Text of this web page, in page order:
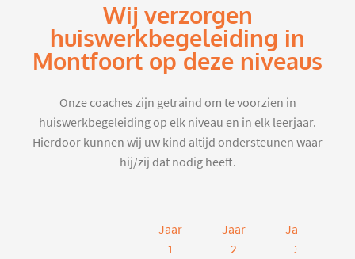
Wij verzorgen
huiswerkbegeleiding in
Montfoort op deze niveaus
Onze coaches zijn getraind om te voorzien in
huiswerkbegeleiding op elk niveau en in elk leerjaar.
Hierdoor kunnen wij uw kind altijd ondersteunen waar
hij/zij dat nodig heeft.
Jaar
1
Jaar
2
Jaar
3